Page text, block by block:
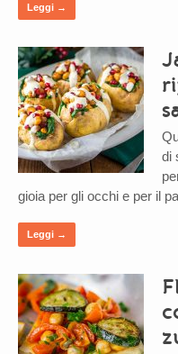
Leggi →
di
gioia per gli occhi e per il
Leggi →